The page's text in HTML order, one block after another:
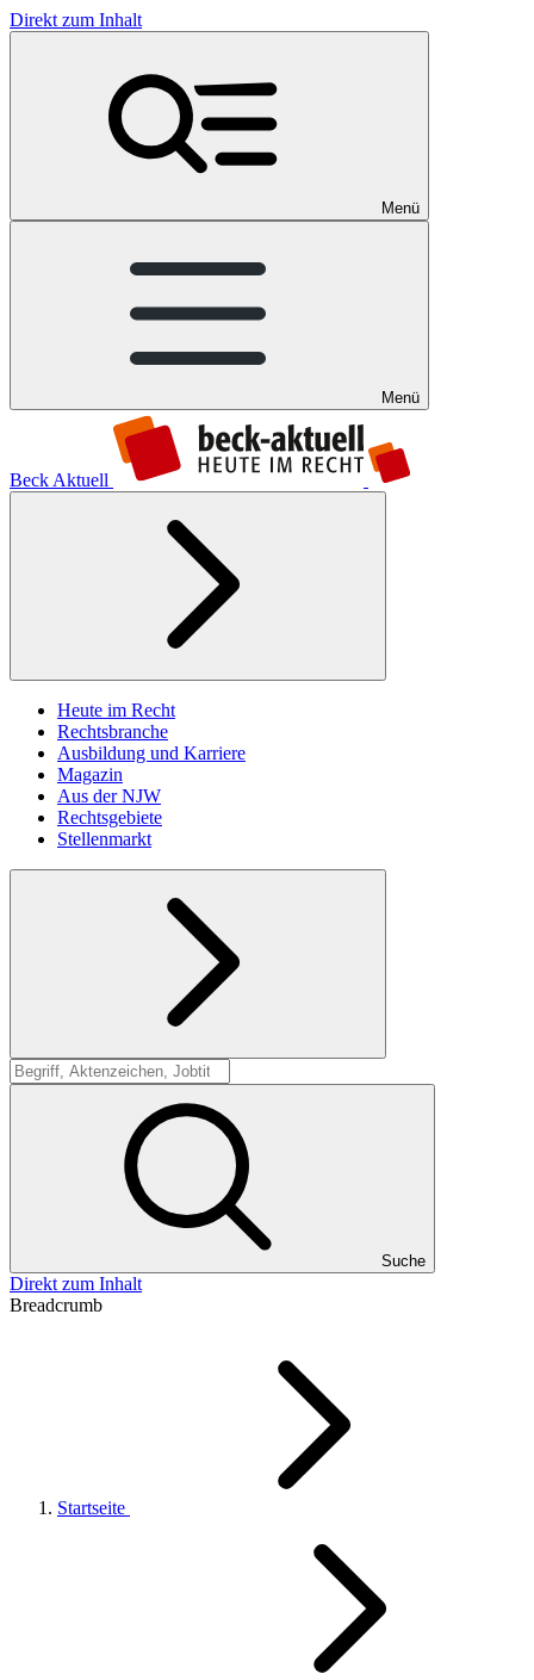
Direkt zum Inhalt
Menü
Menü
Beck Aktuell
Heute im Recht
Rechtsbranche
Ausbildung und Karriere
Magazin
Aus der NJW
Rechtsgebiete
Stellenmarkt
Suche
Suche
Direkt zum Inhalt
Breadcrumb
Startseite